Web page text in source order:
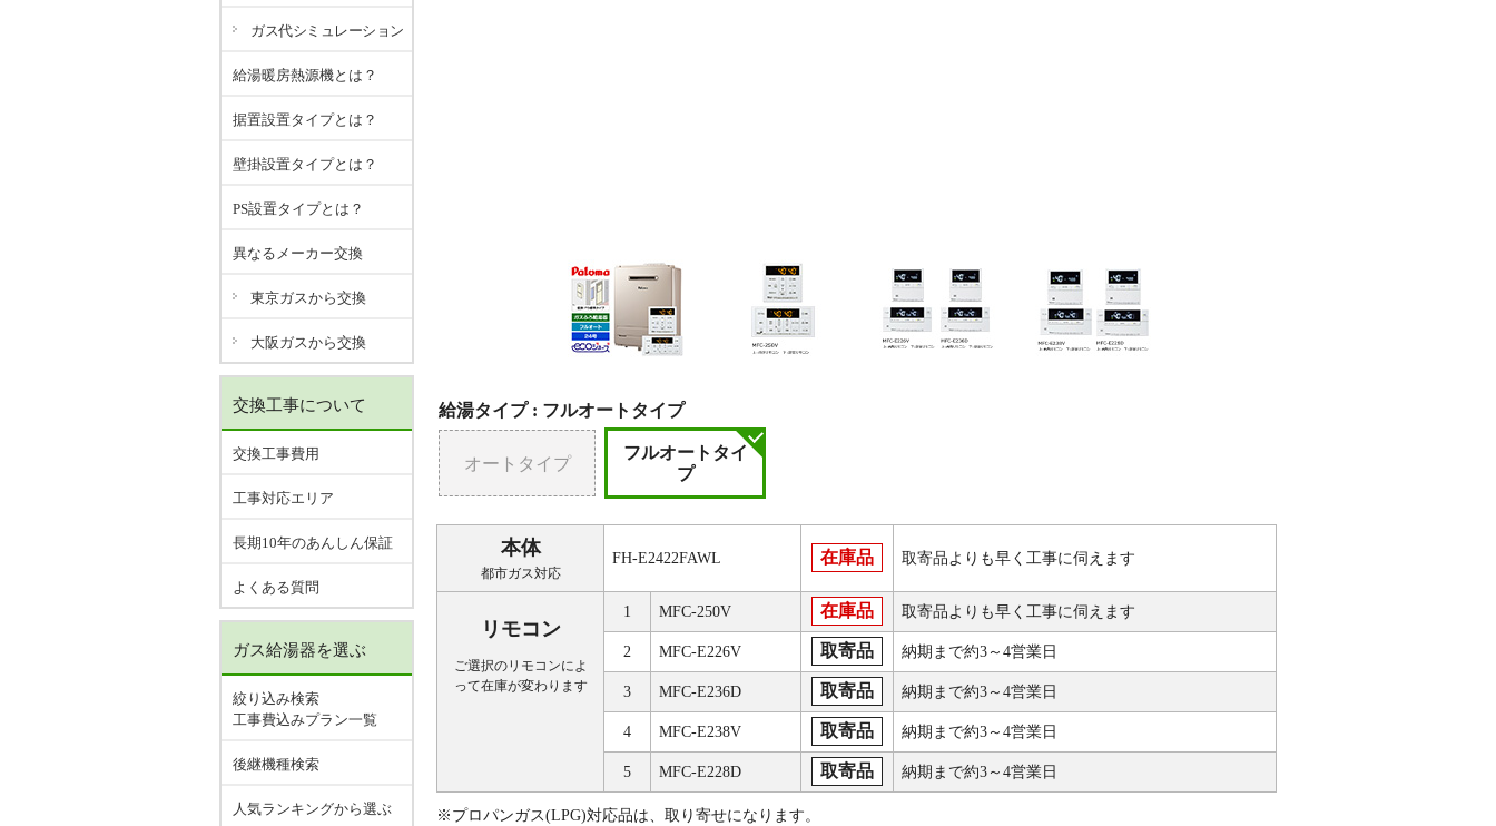
給湯タイプ : フルオートタイプ
オートタイプ
フルオートタイ
プ
本体
都市ガス対応
FH-E2422FAWL 在庫品 取寄品よりも早く工事に伺えます
リモコン
ご選択のリモコンによ
って在庫が変わります
1 MFC-250V 在庫品 取寄品よりも早く工事に伺えます
2 MFC-E226V 取寄品 納期まで約3～4営業日
3 MFC-E236D 取寄品 納期まで約3～4営業日
4 MFC-E238V 取寄品 納期まで約3～4営業日
5 MFC-E228D 取寄品 納期まで約3～4営業日
※プロパンガス(LPG)対応品は、取り寄せになります。
ガス代シミュレーション
給湯暖房熱源機とは？
据置設置タイプとは？
壁掛設置タイプとは？
PS設置タイプとは？
異なるメーカー交換
東京ガスから交換
大阪ガスから交換
交換工事について
交換工事費用
工事対応エリア
長期10年のあんしん保証
よくある質問
ガス給湯器を選ぶ
絞り込み検索
工事費込みプラン一覧
後継機種検索
人気ランキングから選ぶ